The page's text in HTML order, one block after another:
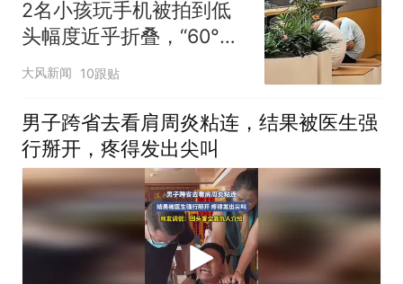
2名小孩玩手机被拍到低
头幅度近乎折叠，“60°低
头看手机=脖子扛50斤水
泥”，医生：长时间会出现
不可逆损伤，严重可能瘫
痪
大风新闻 10跟贴
男子跨省去看肩周炎粘连，结果被医生强
行掰开，疼得发出尖叫